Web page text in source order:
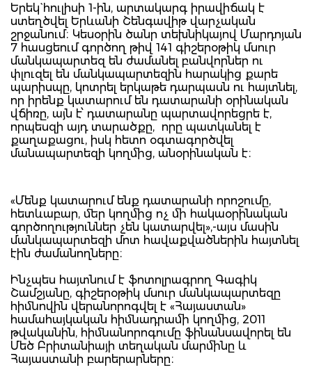
Երեկ` հուլիսի 1-ին, արտակարգ իրավիճակ է
ստեղծվել Երևանի Շենգավիթ վարչական
շրջանում։ Կեսօրին ծանր տեխնիկայով Մարդոյան
7 հասցեում գործող թիվ 141 գիշերօթիկ մսուր
մանկապարտեզ են ժամանել բանվորներ ու
փլուզել են մանկապարտեզին հարակից քարե
պարիսպը, կոտրել երկաթե դարպասն ու հայտնել,
որ իրենք կատարում են դատարանի օրինական
վճիռը, այն է՝ դատարանը պարտավորեցրե է,
որպեսզի այդ տարածքը, որը պատկանել է
քաղաքացու, իսկ հետո օգտագործվել
մանապարտեզի կողմից, անօրինական է։
«Մենք կատարում ենք դատարանի որոշումը,
հետևաբար, մեր կողմից ոչ մի հակաօրինական
գործողություններ չեն կատարվել»,-այս մասին
մանկապարտեզի մոտ հավաքվածներին հայտնել
էին ժամանողները։
Ինչպես հայտնում է ֆոտոլրագրող Գագիկ
Շամշյանը, գիշերօթիկ մսուր մանկապարտեզը
հիմնովին վերանորոգվել է «Հայաստան»
համահայկական հիմնադրամի կողմից, 2011
թվականին, հիմնանորոգումը ֆինանսավորել են
Մեծ Բրիտանիայի տեղական մարմինը և
Հայաստանի բարերարները։